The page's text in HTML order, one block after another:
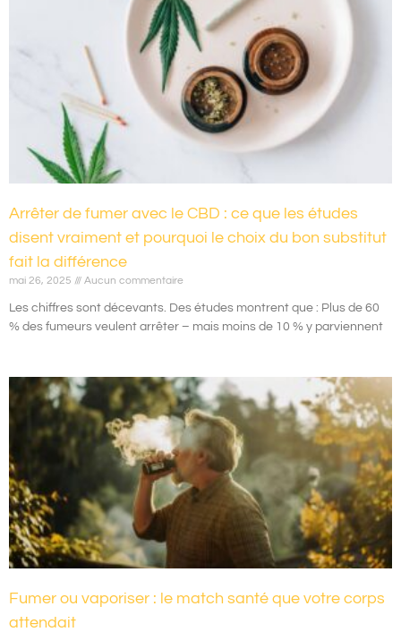
Arrêter de fumer avec le CBD : ce que les études
disent vraiment et pourquoi le choix du bon substitut
fait la différence
mai 26, 2025 Aucun commentaire
Les chiffres sont décevants. Des études montrent que : Plus de 60
% des fumeurs veulent arrêter – mais moins de 10 % y parviennent
Fumer ou vaporiser : le match santé que votre corps
attendait